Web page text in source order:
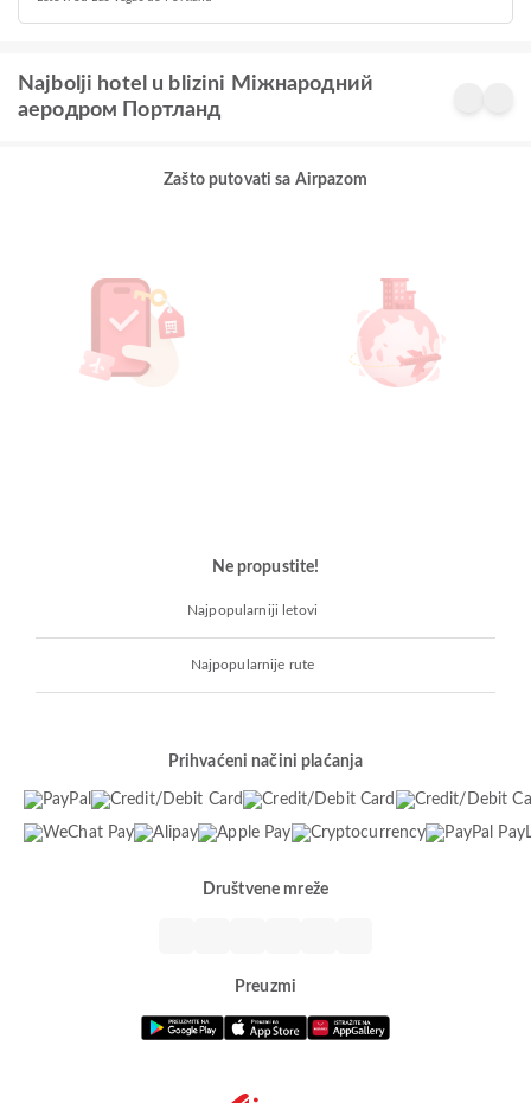
Najbolji hotel u blizini Міжнародний
аеродром Портланд
Zašto putovati sa Airpazom
Ne propustite!
Najpopularniji letovi
Najpopularnije rute
Prihvaćeni načini plaćanja
Društvene mreže
Preuzmi